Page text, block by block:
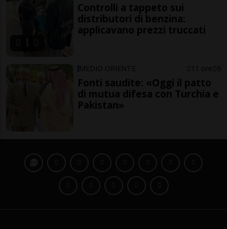
Controlli a tappeto sui
distributori di benzina:
applicavano prezzi truccati
MEDIO ORIENTE 11 ore 6
Fonti saudite: «Oggi il patto
di mutua difesa con Turchia e
Pakistan»